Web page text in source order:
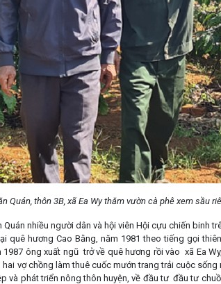
Quán, thôn 3B, xã Ea Wy thăm vườn cà phê xem sầu
nhiều người dân và hội viên Hội cựu chiến binh
quê hương Cao Bằng, năm 1981 theo tiếng gọi
ông xuất ngũ trở về quê hương rồi vào xã Ea
vợ chồng làm thuê cuốc mướn trang trải cuộc
và phát triển nông thôn huyện, về đầu tư đầu tư